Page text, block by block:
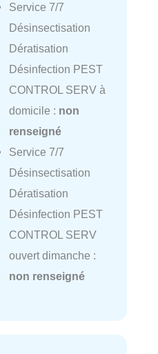
Service 7/7
Désinsectisation
Dératisation
Désinfection PEST
CONTROL SERV à
domicile : non
renseigné
Service 7/7
Désinsectisation
Dératisation
Désinfection PEST
CONTROL SERV
ouvert dimanche :
non renseigné